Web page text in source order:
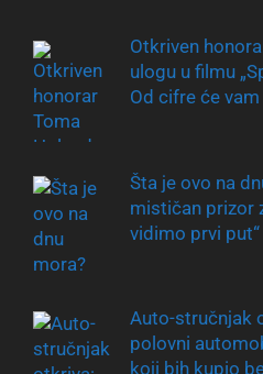
Otkriven
ulogu u filmu
Od cifre će
Šta je ovo na
mističan prizor
vidimo prvi put“
Auto-stručnjak
polovni
koji bih kupio